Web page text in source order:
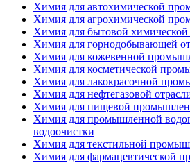
Химия для автохимической
Химия для агрохимической
Химия для бытовой
Химия для горнодобывающей
Химия для кожевенной
Химия для косметической
Химия для лакокрасочной
Химия для нефтегазовой
Химия для пищевой
Химия для промышленной
водоочистки
Химия для текстильной
Химия для фармацевтической